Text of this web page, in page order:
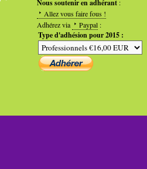
Nous soutenir en adhérant :
Allez vous faire fous !
Adhérez via
Paypal :
Type d'adhésion pour 2015 :